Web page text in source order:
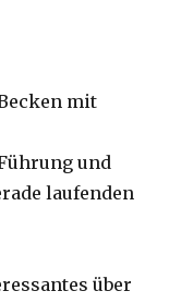
mit
und
laufenden
über